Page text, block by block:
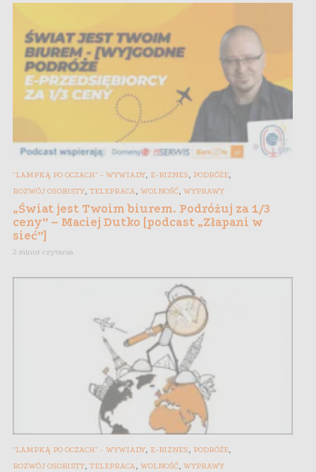
"LAMPKĄ PO OCZACH" - WYWIADY, E-BIZNES, PODRÓŻE,
ROZWÓJ OSOBISTY, TELEPRACA, WOLNOŚĆ, WYPRAWY
„Świat jest Twoim biurem. Podróżuj za 1/3
ceny” – Maciej Dutko [podcast „Złapani w
sieć”]
2 minut czytania
"LAMPKĄ PO OCZACH" - WYWIADY, E-BIZNES PODRÓŻE
ROZWÓJ OSOBISTY, TELEPRACA WOLNOŚĆ WYPRAWY